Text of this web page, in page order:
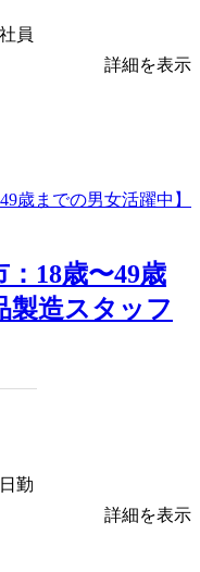
員
詳細を表示
18歳〜49歳
製造スタッフ
勤
詳細を表示